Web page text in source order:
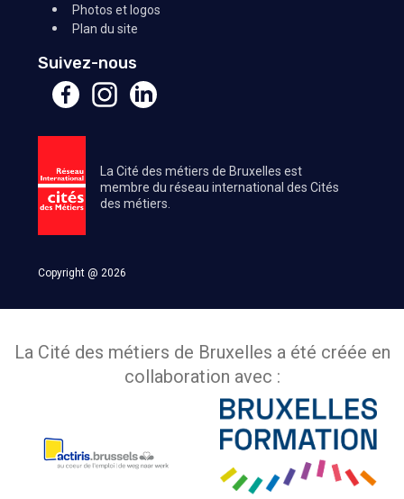
Photos et logos
Plan du site
Suivez-nous
La Cité des métiers de Bruxelles est
membre du réseau international des Cités
des métiers.
Copyright @ 2026
La Cité des métiers de Bruxelles a été créée en
collaboration avec :